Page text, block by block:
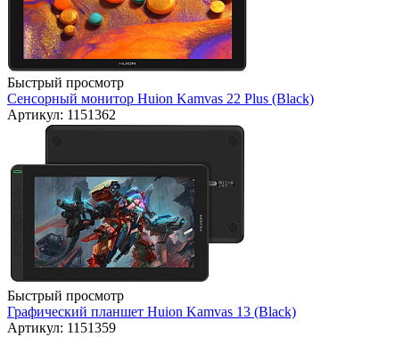
Быстрый просмотр
Сенсорный монитор Huion Kamvas 22 Plus (Black)
Артикул: 1151362
Быстрый просмотр
Графический планшет Huion Kamvas 13 (Black)
Артикул: 1151359